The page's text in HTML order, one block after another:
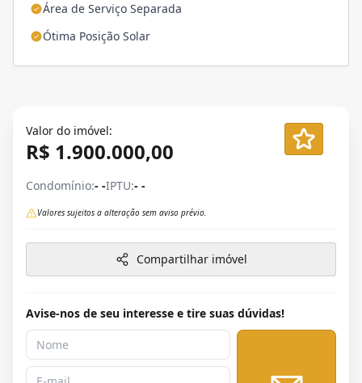
Área de Serviço Separada
Ótima Posição Solar
Valor do imóvel:
R$ 1.900.000,00
Condomínio:- -IPTU:- -
Valores sujeitos a alteração sem aviso prévio.
Compartilhar imóvel
Avise-nos de seu interesse e tire suas dúvidas!